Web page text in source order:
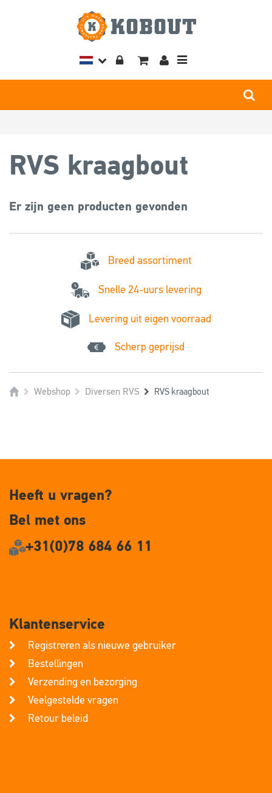
Toggle
RVS kraagbout
Er zijn geen producten gevonden
Breed assortiment
Snelle 24-uurs levering
Levering uit eigen voorraad
Scherp geprijsd
Webshop Diversen RVS RVS kraagbout
Heeft u vragen?
Bel met ons
+31(0)78 684 66 11
Klantenservice
Registreren als nieuwe gebruiker
Bestellingen
Verzending en bezorging
Veelgestelde vragen
Retour beleid